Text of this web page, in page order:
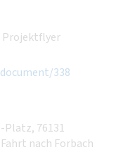
Projektflyer
338
76131
nach Forbach